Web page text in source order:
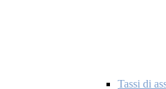
Tassi di